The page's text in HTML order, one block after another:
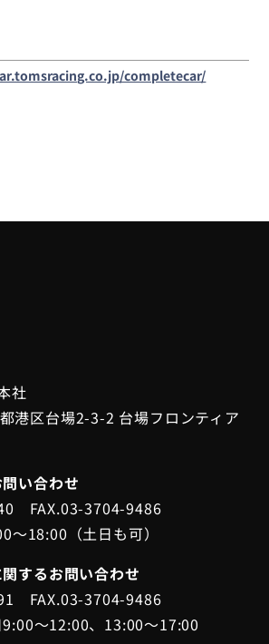
completecar/
社
港区台場2-3-2 台場フロンティア
い合わせ
FAX.03-3704-9486
～18:00（土日も可）
するお問い合わせ
FAX.03-3704-9486
9:00～12:00、13:00～17:00